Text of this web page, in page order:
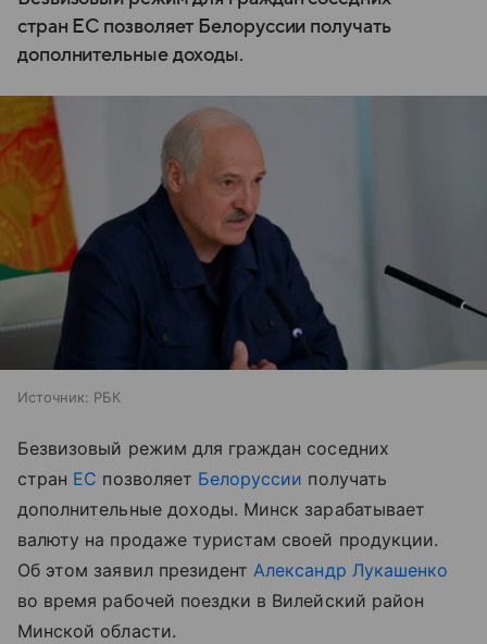
стран ЕС позволяет Белоруссии получать
дополнительные доходы.
Источник: РБК
Безвизовый режим для граждан соседних
стран ЕС позволяет Белоруссии получать
дополнительные доходы. Минск зарабатывает
валюту на продаже туристам своей продукции.
Об этом заявил президентАлександр Лукашенко
во время рабочей поездки в Вилейский район
Минской области.